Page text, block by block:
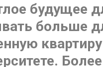
будущее
больше